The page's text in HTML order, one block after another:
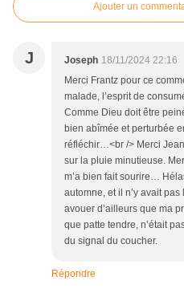
Ajouter un
J Joseph 18/11/2024 22:16
Merci Frantz pour ce
malade, l’esprit de
Comme Dieu doit être
bien abîmée et perturbée
réfléchir…<br /> Merci
sur la pluie minutieuse.
m’a bien fait sourire…
automne, et il n’y avait
avouer d’ailleurs que ma
que patte tendre, n’était
du signal du coucher.
Répondre